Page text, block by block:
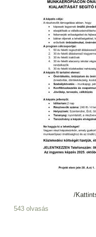
/
543 olvasás